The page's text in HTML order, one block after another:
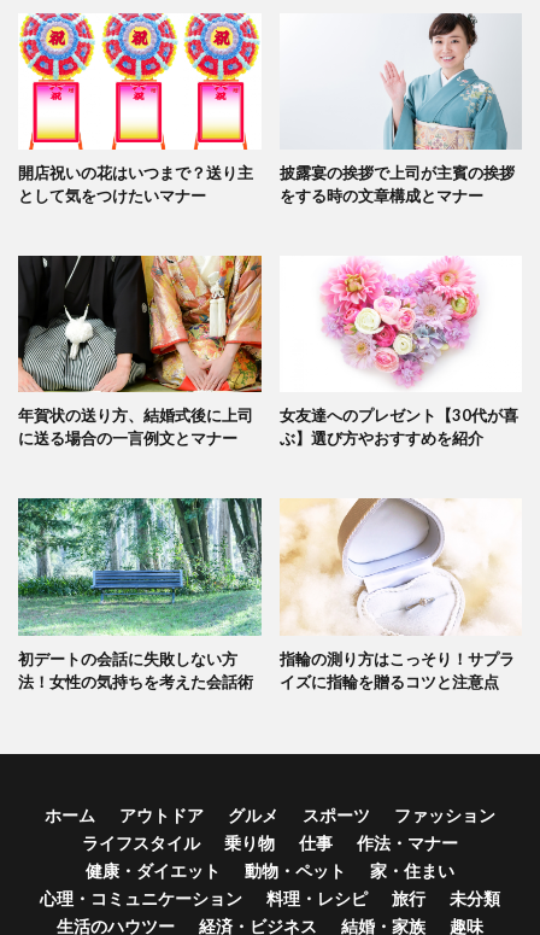
開店祝いの花はいつまで？送り主
として気をつけたいマナー
披露宴の挨拶で上司が主賓の挨拶
をする時の文章構成とマナー
年賀状の送り方、結婚式後に上司
に送る場合の一言例文とマナー
女友達へのプレゼント【30代が喜
ぶ】選び方やおすすめを紹介
初デートの会話に失敗しない方
法！女性の気持ちを考えた会話術
指輪の測り方はこっそり！サプラ
イズに指輪を贈るコツと注意点
ホーム アウトドア グルメ スポーツ
ファッション
ライフスタイル
乗り物 仕事
作法・マナー
健康・ダイエット
動物・ペット
家・住まい
心理・コミュニケーション
料理・レシピ 旅行
未分類
生活のハウツー
経済・ビジネス 結婚・家族 趣味